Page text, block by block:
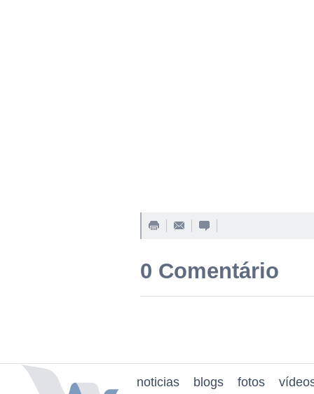
0 Comentário
noticias blogs fotos